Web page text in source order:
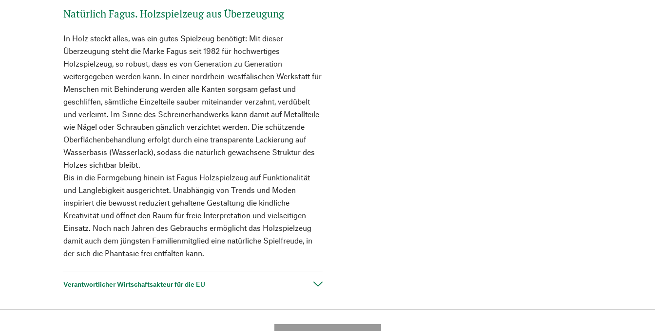
Natürlich Fagus. Holzspielzeug aus Überzeugung
In Holz steckt alles, was ein gutes Spielzeug benötigt: Mit dieser
Überzeugung steht die Marke Fagus seit 1982 für hochwertiges
Holzspielzeug, so robust, dass es von Generation zu Generation
weitergegeben werden kann. In einer nordrhein-westfälischen Werkstatt für
Menschen mit Behinderung werden alle Kanten sorgsam gefast und
geschliffen, sämtliche Einzelteile sauber miteinander verzahnt, verdübelt
und verleimt. Im Sinne des Schreinerhandwerks kann damit auf Metallteile
wie Nägel oder Schrauben gänzlich verzichtet werden. Die schützende
Oberflächenbehandlung erfolgt durch eine transparente Lackierung auf
Wasserbasis (Wasserlack), sodass die natürlich gewachsene Struktur des
Holzes sichtbar bleibt.
Bis in die Formgebung hinein ist Fagus Holzspielzeug auf Funktionalität
und Langlebigkeit ausgerichtet. Unabhängig von Trends und Moden
inspiriert die bewusst reduziert gehaltene Gestaltung die kindliche
Kreativität und öffnet den Raum für freie Interpretation und vielseitigen
Einsatz. Noch nach Jahren des Gebrauchs ermöglicht das Holzspielzeug
damit auch dem jüngsten Familienmitglied eine natürliche Spielfreude, in
der sich die Phantasie frei entfalten kann.
Verantwortlicher Wirtschaftsakteur für die EU